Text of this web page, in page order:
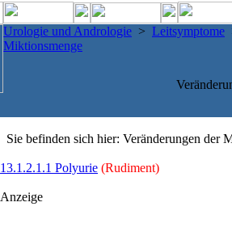
Urologie und Andrologie > Leitsymptome
Miktionsmenge
Sie befinden sich hier: Veränderungen der
13.1.2.1.1 Polyurie (Rudiment)
Anzeige